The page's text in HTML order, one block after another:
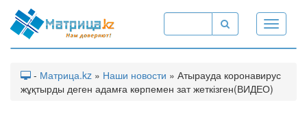
Toggle
- Матрица.kz » Наши новости » Атырауда коронавирус
жұқтырды деген адамға көрпемен зат жеткізген(ВИДЕО)